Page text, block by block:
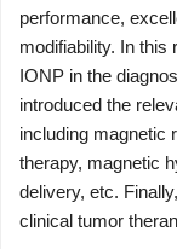
performance,
modifiability. In this
IONP in the
introduced the
including magnetic
therapy, magnetic
delivery, etc.
clinical tumor